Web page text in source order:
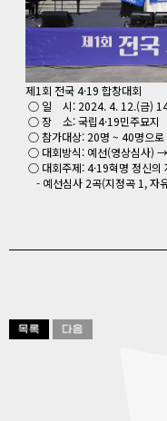
제1회 전국 4·19 합창대회
○ 일 시: 2024. 4. 12.(금)
○ 장 소: 국립4·19민주묘지
○ 참가대상: 20명 ~ 40명으로
○ 대회방식: 예선(영상심사)
○ 대회주제: 4·19혁명 정신의
- 예선심사 2곡(지정곡 1, 자